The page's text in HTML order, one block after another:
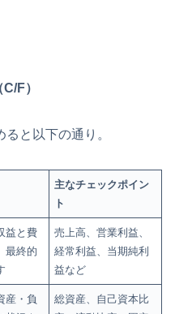
F）
と以下の通り。
主なチェックポイン
ト
益と費
最終的
売上高、営業利益、
経常利益、当期純利
益など
産・負
総資産、自己資本比